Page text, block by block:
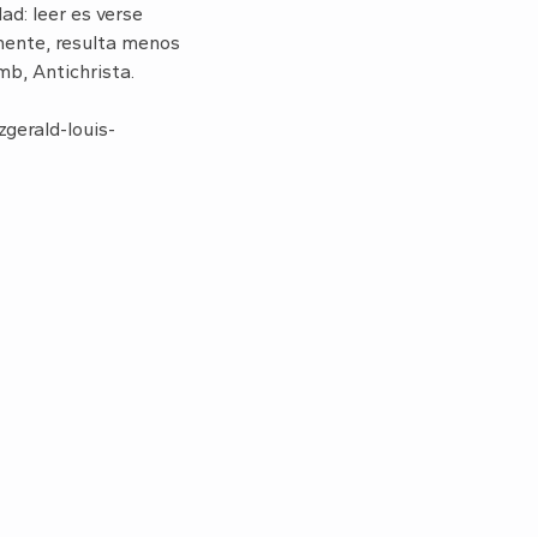
leer es verse
resulta menos
Antichrista.
louis-